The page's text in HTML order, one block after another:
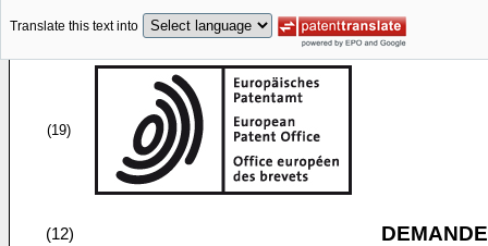
Translate this text into
(19)
(12)